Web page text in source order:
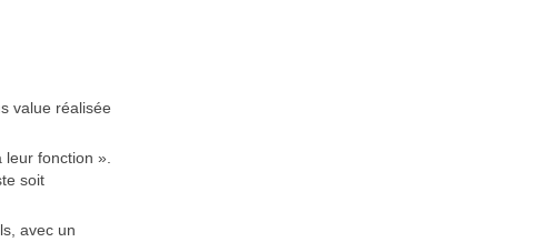
value réalisée
fonction ».
soit
avec un